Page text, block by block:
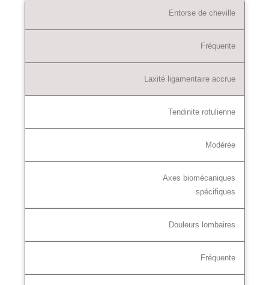
Entorse de cheville
Fréquente
Laxité ligamentaire accrue
Tendinite rotulienne
Modérée
Axes biomécaniques
spécifiques
Douleurs lombaires
Fréquente